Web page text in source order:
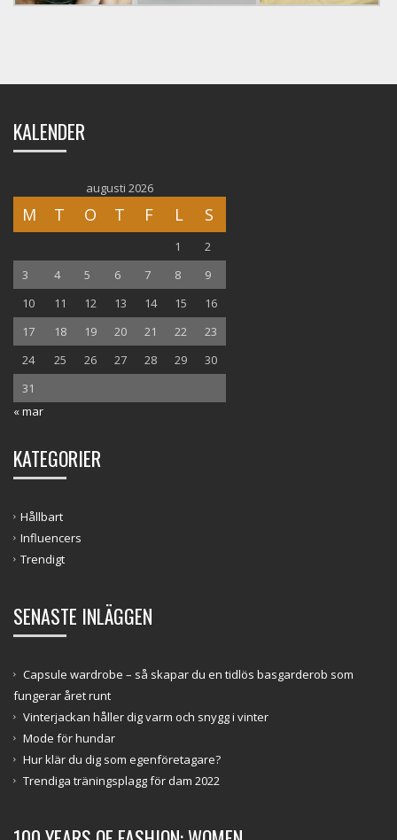
KALENDER
augusti 2026
M T O T F L S
1
2
3
4 5 6 7 8
9
10
11 12 13 14 15
16
17
18 19 20 21 22
23
24
25 26 27 28 29
30
31
« mar
KATEGORIER
Hållbart
Influencers
Trendigt
SENASTE INLÄGGEN
Capsule wardrobe – så skapar du en tidlös basgarderob som
fungerar året runt
Vinterjackan håller dig varm och snygg i vinter
Mode för hundar
Hur klär du dig som egenföretagare?
Trendiga träningsplagg för dam 2022